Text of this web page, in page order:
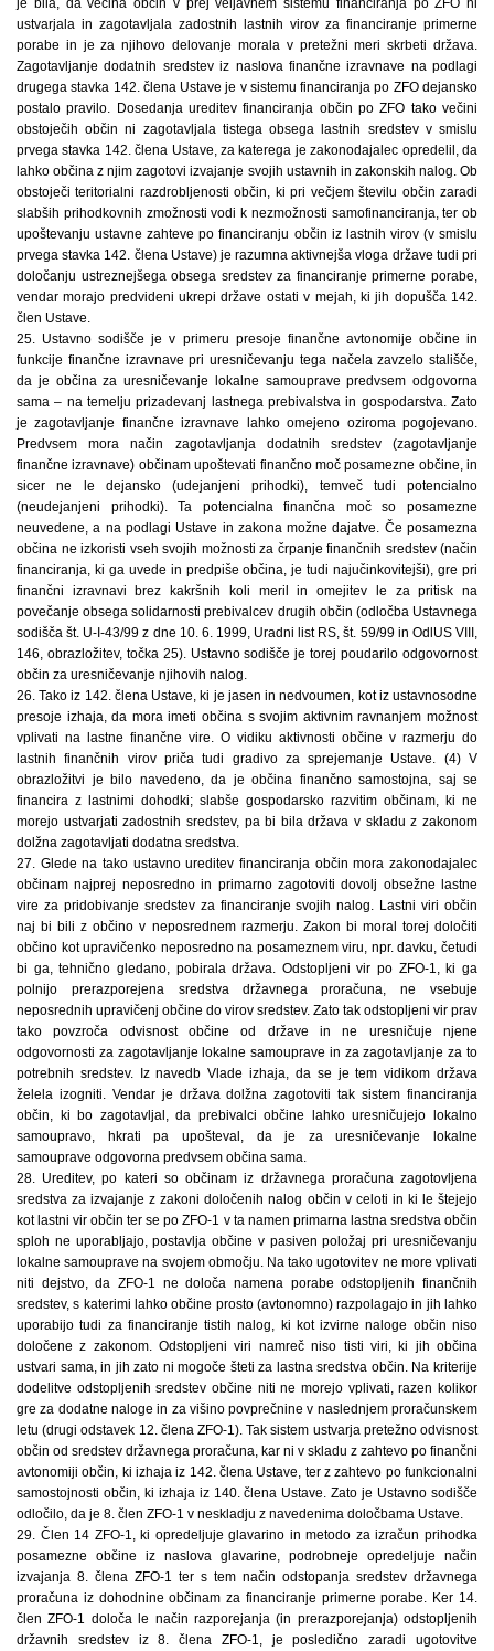
ustvarjala in zagotavljala zadostnih lastnih virov za financiranje primerne
porabe in je za njihovo delovanje morala v pretežni meri skrbeti država.
Zagotavljanje dodatnih sredstev iz naslova finančne izravnave na podlagi
drugega stavka 142. člena Ustave je v sistemu financiranja po ZFO dejansko
postalo pravilo. Dosedanja ureditev financiranja občin po ZFO tako večini
obstoječih občin ni zagotavljala tistega obsega lastnih sredstev v smislu
prvega stavka 142. člena Ustave, za katerega je zakonodajalec opredelil, da
lahko občina z njim zagotovi izvajanje svojih ustavnih in zakonskih nalog. Ob
obstoječi teritorialni razdrobljenosti občin, ki pri večjem številu občin zaradi
slabših prihodkovnih zmožnosti vodi k nezmožnosti samofinanciranja, ter ob
upoštevanju ustavne zahteve po financiranju občin iz lastnih virov (v smislu
prvega stavka 142. člena Ustave) je razumna aktivnejša vloga države tudi pri
določanju ustreznejšega obsega sredstev za financiranje primerne porabe,
vendar morajo predvideni ukrepi države ostati v mejah, ki jih dopušča 142.
člen Ustave.
25. Ustavno sodišče je v primeru presoje finančne avtonomije občine in
funkcije finančne izravnave pri uresničevanju tega načela zavzelo stališče,
da je občina za uresničevanje lokalne samouprave predvsem odgovorna
sama – na temelju prizadevanj lastnega prebivalstva in gospodarstva. Zato
je zagotavljanje finančne izravnave lahko omejeno oziroma pogojevano.
Predvsem mora način zagotavljanja dodatnih sredstev (zagotavljanje
finančne izravnave) občinam upoštevati finančno moč posamezne občine, in
sicer ne le dejansko (udejanjeni prihodki), temveč tudi potencialno
(neudejanjeni prihodki). Ta potencialna finančna moč so posamezne
neuvedene, a na podlagi Ustave in zakona možne dajatve. Če posamezna
občina ne izkoristi vseh svojih možnosti za črpanje finančnih sredstev (način
financiranja, ki ga uvede in predpiše občina, je tudi najučinkovitejši), gre pri
finančni izravnavi brez kakršnih koli meril in omejitev le za pritisk na
povečanje obsega solidarnosti prebivalcev drugih občin (odločba Ustavnega
sodišča št. U-I-43/99 z dne 10. 6. 1999, Uradni list RS, št. 59/99 in OdlUS VIII,
146, obrazložitev, točka 25). Ustavno sodišče je torej poudarilo odgovornost
občin za uresničevanje njihovih nalog.
26. Tako iz 142. člena Ustave, ki je jasen in nedvoumen, kot iz ustavnosodne
presoje izhaja, da mora imeti občina s svojim aktivnim ravnanjem možnost
vplivati na lastne finančne vire. O vidiku aktivnosti občine v razmerju do
lastnih finančnih virov priča tudi gradivo za sprejemanje Ustave. (4) V
obrazložitvi je bilo navedeno, da je občina finančno samostojna, saj se
financira z lastnimi dohodki; slabše gospodarsko razvitim občinam, ki ne
morejo ustvarjati zadostnih sredstev, pa bi bila država v skladu z zakonom
dolžna zagotavljati dodatna sredstva.
27. Glede na tako ustavno ureditev financiranja občin mora zakonodajalec
občinam najprej neposredno in primarno zagotoviti dovolj obsežne lastne
vire za pridobivanje sredstev za financiranje svojih nalog. Lastni viri občin
naj bi bili z občino v neposrednem razmerju. Zakon bi moral torej določiti
občino kot upravičenko neposredno na posameznem viru, npr. davku, četudi
bi ga, tehnično gledano, pobirala država. Odstopljeni vir po ZFO-1, ki ga
polnijo prerazporejena sredstva državnega proračuna, ne vsebuje
neposrednih upravičenj občine do virov sredstev. Zato tak odstopljeni vir prav
tako povzroča odvisnost občine od države in ne uresničuje njene
odgovornosti za zagotavljanje lokalne samouprave in za zagotavljanje za to
potrebnih sredstev. Iz navedb Vlade izhaja, da se je tem vidikom država
želela izogniti. Vendar je država dolžna zagotoviti tak sistem financiranja
občin, ki bo zagotavljal, da prebivalci občine lahko uresničujejo lokalno
samoupravo, hkrati pa upošteval, da je za uresničevanje lokalne
samouprave odgovorna predvsem občina sama.
28. Ureditev, po kateri so občinam iz državnega proračuna zagotovljena
sredstva za izvajanje z zakoni določenih nalog občin v celoti in ki le štejejo
kot lastni vir občin ter se po ZFO-1 v ta namen primarna lastna sredstva občin
sploh ne uporabljajo, postavlja občine v pasiven položaj pri uresničevanju
lokalne samouprave na svojem območju. Na tako ugotovitev ne more vplivati
niti dejstvo, da ZFO-1 ne določa namena porabe odstopljenih finančnih
sredstev, s katerimi lahko občine prosto (avtonomno) razpolagajo in jih lahko
uporabijo tudi za financiranje tistih nalog, ki kot izvirne naloge občin niso
določene z zakonom. Odstopljeni viri namreč niso tisti viri, ki jih občina
ustvari sama, in jih zato ni mogoče šteti za lastna sredstva občin. Na kriterije
dodelitve odstopljenih sredstev občine niti ne morejo vplivati, razen kolikor
gre za dodatne naloge in za višino povprečnine v naslednjem proračunskem
letu (drugi odstavek 12. člena ZFO-1). Tak sistem ustvarja pretežno odvisnost
občin od sredstev državnega proračuna, kar ni v skladu z zahtevo po finančni
avtonomiji občin, ki izhaja iz 142. člena Ustave, ter z zahtevo po funkcionalni
samostojnosti občin, ki izhaja iz 140. člena Ustave. Zato je Ustavno sodišče
odločilo, da je 8. člen ZFO-1 v neskladju z navedenima določbama Ustave.
29. Člen 14 ZFO-1, ki opredeljuje glavarino in metodo za izračun prihodka
posamezne občine iz naslova glavarine, podrobneje opredeljuje način
izvajanja 8. člena ZFO-1 ter s tem način odstopanja sredstev državnega
proračuna iz dohodnine občinam za financiranje primerne porabe. Ker 14.
člen ZFO-1 določa le način razporejanja (in prerazporejanja) odstopljenih
državnih sredstev iz 8. člena ZFO-1, je posledično zaradi ugotovitve